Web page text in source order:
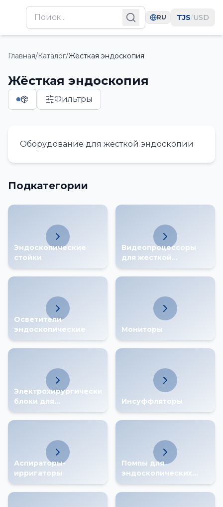
RU TJS/USD
Главная/Каталог/Жёсткая эндоскопия
Жёсткая эндоскопия
Фильтры
Оборудование для жёсткой эндоскопии
Подкатегории
Эндоскопические
стойки
Видеопроцессоры
для жесткой
Осветители
эндоскопические
Мониторы
Электрохирургические
блоки для
Инсуффляторы
Аспираторы-
ирригаторы
Помпы для
эндоскопических